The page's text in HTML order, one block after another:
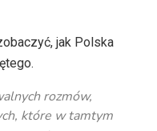
jak Polska
rozmów,
które w tamtym